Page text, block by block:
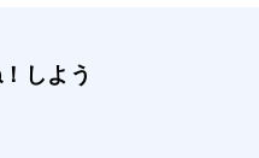
しよう